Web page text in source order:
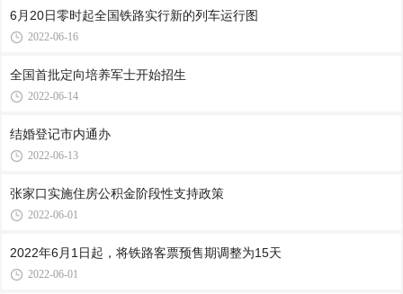
6月20日零时起全国铁路实行新的列车运行图
2022-06-16
全国首批定向培养军士开始招生
2022-06-14
结婚登记市内通办
2022-06-13
张家口实施住房公积金阶段性支持政策
2022-06-01
2022年6月1日起，将铁路客票预售期调整为15天
2022-06-01